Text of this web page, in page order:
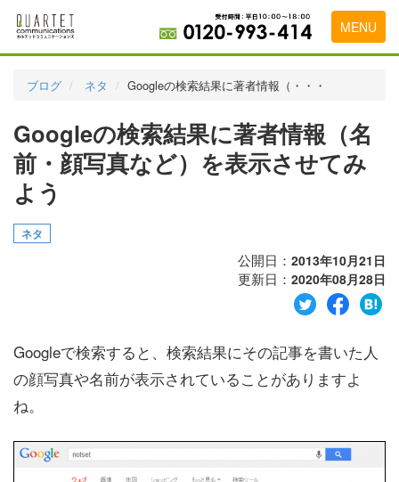
MENU
実績・お客様の声
初めて導入をお考えの方
お問い合わせ
ブログ ネタ Googleの検索結果に著者情報（・・・
Googleの検索結果に著者情報（名
前・顔写真など）を表示させてみ
よう
ネタ
公開日： 2013年10月21日
更新日： 2020年08月28日
Googleで検索すると、検索結果にその記事を書いた人
の顔写真や名前が表示されていることがありますよ
ね。